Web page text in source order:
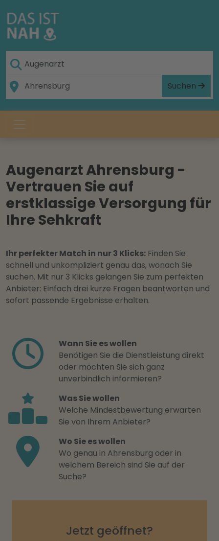
Suchen
Augenarzt Ahrensburg -
Vertrauen Sie auf
erstklassige Versorgung für
Ihre Sehkraft
Ihr perfekter Match in nur 3 Klicks: Finden Sie
schnell und unkompliziert genau das, wonach Sie
suchen. Mit nur 3 Klicks gelangen Sie zum perfekten
Anbieter: Einfach drei kurze Fragen beantworten und
sofort passende Ergebnisse erhalten.
Wann Sie es wollen
Benötigen Sie die Dienstleistung direkt
oder möchten Sie sich ganz
unverbindlich informieren?
Was Sie wollen
Welche Mindestbewertung erwarten
Sie von Ihrem Anbieter?
Wo Sie es wollen
Wo genau in Ahrensburg oder in
welchem Bereich sind Sie auf der
Suche?
Jetzt geöffnet?